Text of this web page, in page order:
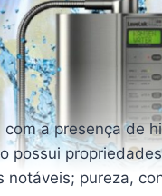
a presença de
possui
notáveis; pureza,